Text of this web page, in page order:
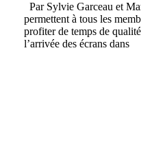
Par Sylvie Garceau et
permettent à tous les
profiter de temps de
l’arrivée des écrans dans